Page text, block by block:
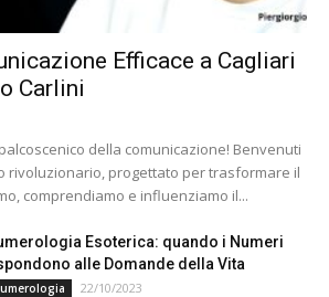
Efficace a Cagliari
Carlini
della comunicazione! Benvenuti
rivoluzionario, progettato per trasformare il
comprendiamo e influenziamo il...
Esoterica: quando i Numeri
alle Domande della Vita
22/10/2023